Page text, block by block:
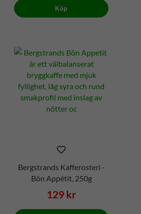
Köp
Bergstrands Kafferosteri -
Bön Appétit, 250g
129 kr